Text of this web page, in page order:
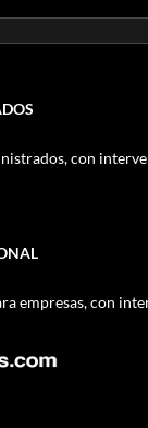
con
empresas, con